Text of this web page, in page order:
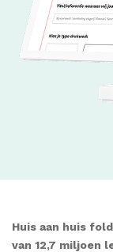
Huis aan huis
van 12,7 miljoen